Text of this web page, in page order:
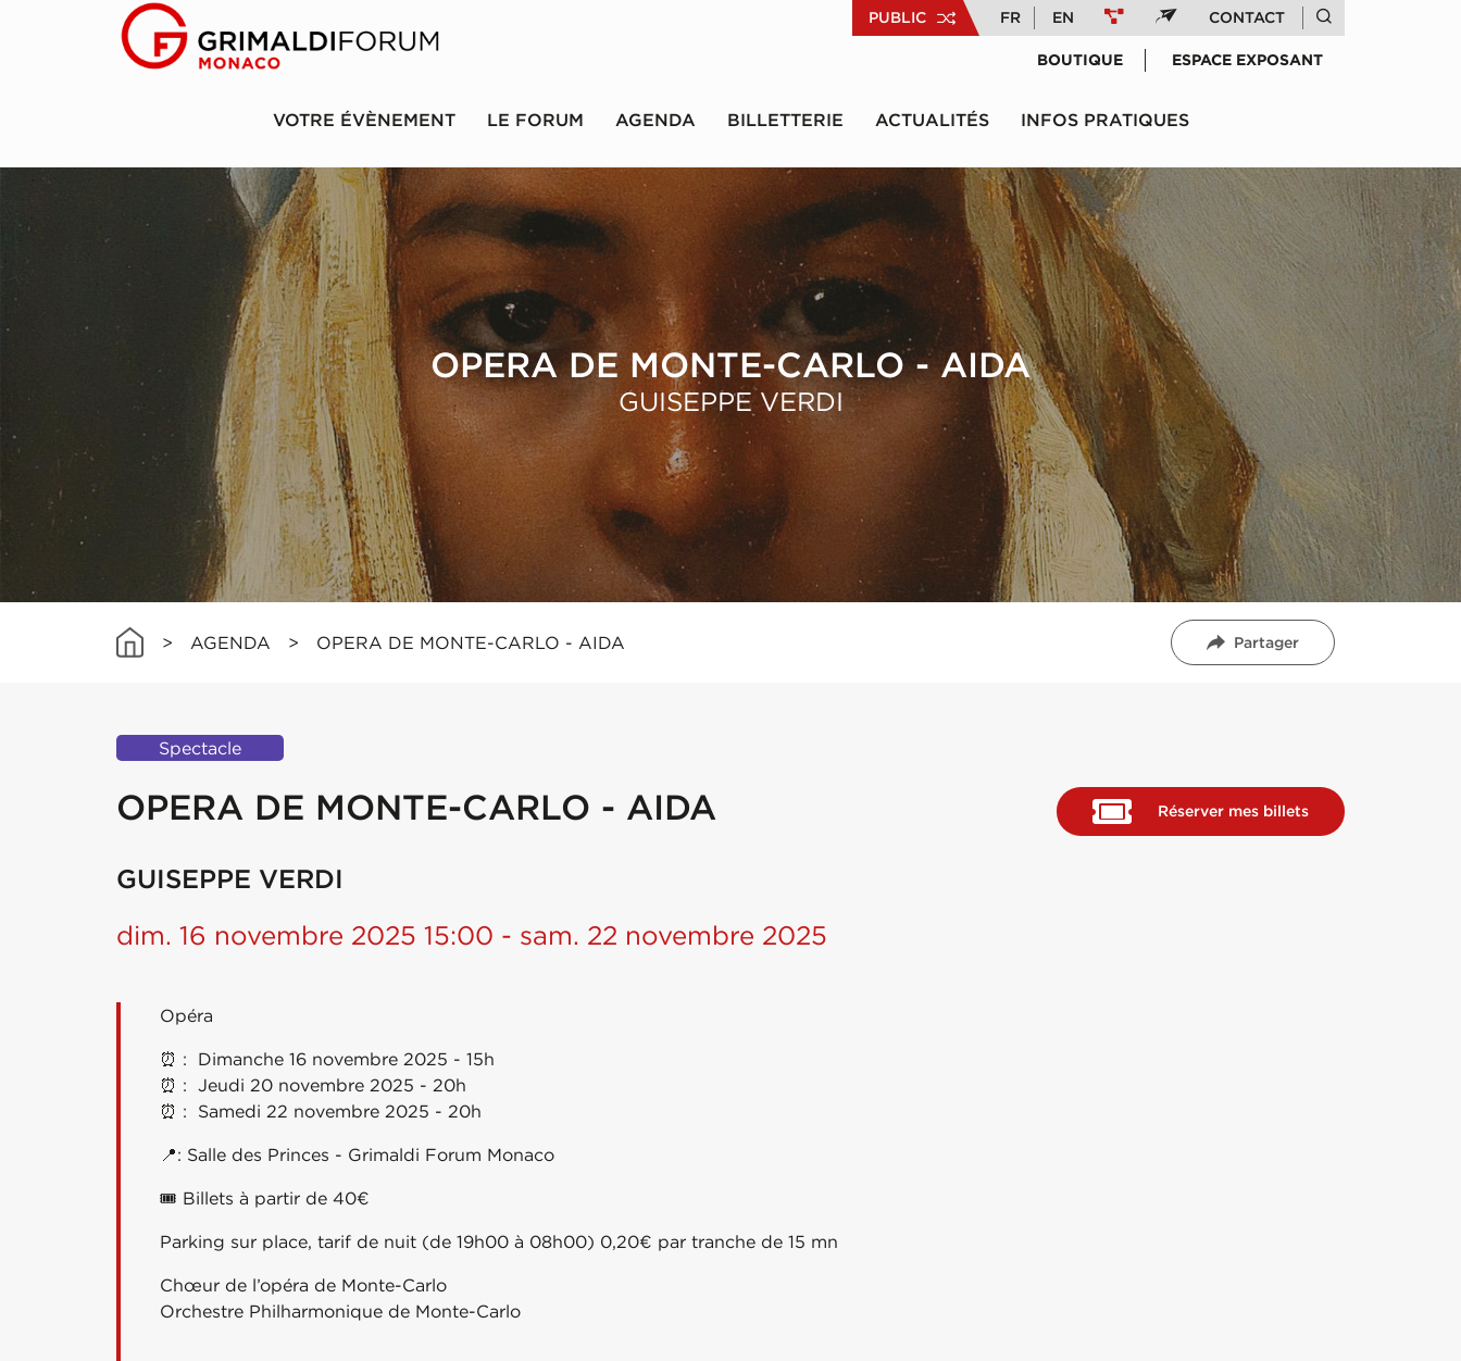
PUBLIC FR EN CONTACT
BOUTIQUE ESPACE EXPOSANT
VOTRE ÉVÈNEMENT LE FORUM AGENDA BILLETTERIE ACTUALITÉS INFOS PRATIQUES
OPERA DE MONTE-CARLO - AIDA
GUISEPPE VERDI
> AGENDA > OPERA DE MONTE-CARLO - AIDA Partager
Spectacle
OPERA DE MONTE-CARLO - AIDA
GUISEPPE VERDI
dim. 16 novembre 2025 15:00 - sam. 22 novembre 2025
Réserver mes billets
Opéra
⏰ : Dimanche 16 novembre 2025 - 15h
⏰ : Jeudi 20 novembre 2025 - 20h
⏰ : Samedi 22 novembre 2025 - 20h
📍: Salle des Princes - Grimaldi Forum Monaco
🎟 Billets à partir de 40€
Parking sur place, tarif de nuit (de 19h00 à 08h00) 0,20€ par tranche de 15 mn
Chœur de l’opéra de Monte-Carlo
Orchestre Philharmonique de Monte-Carlo